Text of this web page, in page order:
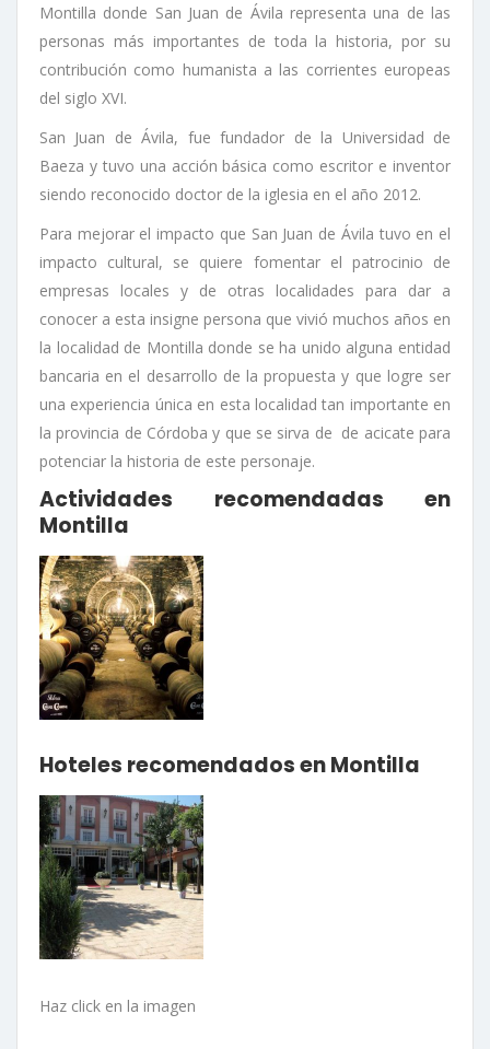
Montilla donde San Juan de Ávila representa una de las
personas más importantes de toda la historia, por su
contribución como humanista a las corrientes europeas
del siglo XVI.
San Juan de Ávila, fue fundador de la Universidad de
Baeza y tuvo una acción básica como escritor e inventor
siendo reconocido doctor de la iglesia en el año 2012.
Para mejorar el impacto que San Juan de Ávila tuvo en el
impacto cultural, se quiere fomentar el patrocinio de
empresas locales y de otras localidades para dar a
conocer a esta insigne persona que vivió muchos años en
la localidad de Montilla donde se ha unido alguna entidad
bancaria en el desarrollo de la propuesta y que logre ser
una experiencia única en esta localidad tan importante en
la provincia de Córdoba y que se sirva de de acicate para
potenciar la historia de este personaje.
Actividades recomendadas en
Montilla
Hoteles recomendados en Montilla
Haz click en la imagen